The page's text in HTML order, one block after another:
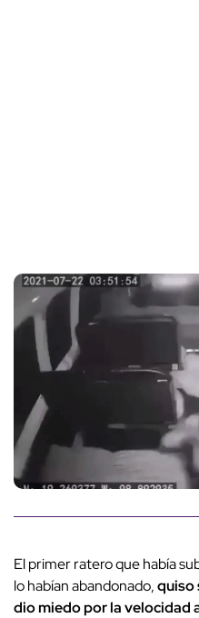
El primer ratero que había
lo habían abandonado,quiso
dio miedo por la velocidad